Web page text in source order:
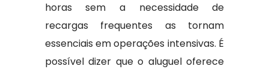
horas sem a necessidade de
recargas frequentes as tornam
essenciais em operações intensivas. É
possível dizer que o aluguel oferece